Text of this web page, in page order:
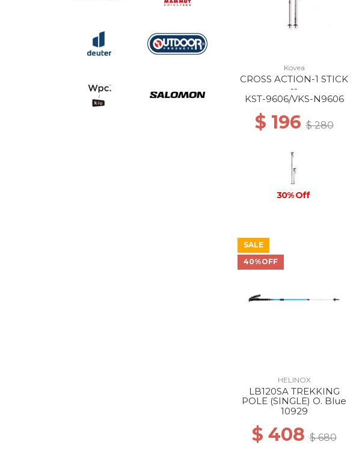
Kovea
CROSS ACTION-1 STICK
--
KST-9606/VKS-N9606
$ 196$ 280
30% Off
SALE
40%OFF
HELINOX
LB120SA TREKKING
POLE (SINGLE) O. Blue
10929
$ 408$ 680